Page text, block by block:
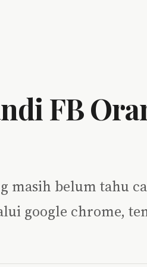
FB
masih belum tahu
google chrome,